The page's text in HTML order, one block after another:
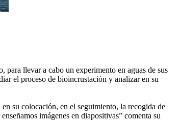
llevar a cabo un experimento en aguas de sus
el proceso de bioincrustación y analizar en su
su colocación, en el seguimiento, la recogida de
imágenes en diapositivas” comenta su